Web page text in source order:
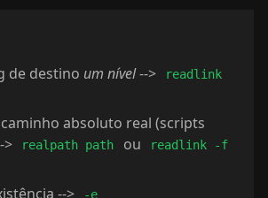
de destino um nível-->
readlink
absoluto real (scripts
>
realpath path ou
readlink -f
--> -e